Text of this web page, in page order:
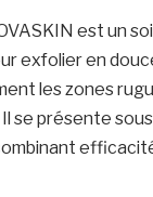
est un
exfolier en
les zones
se présente